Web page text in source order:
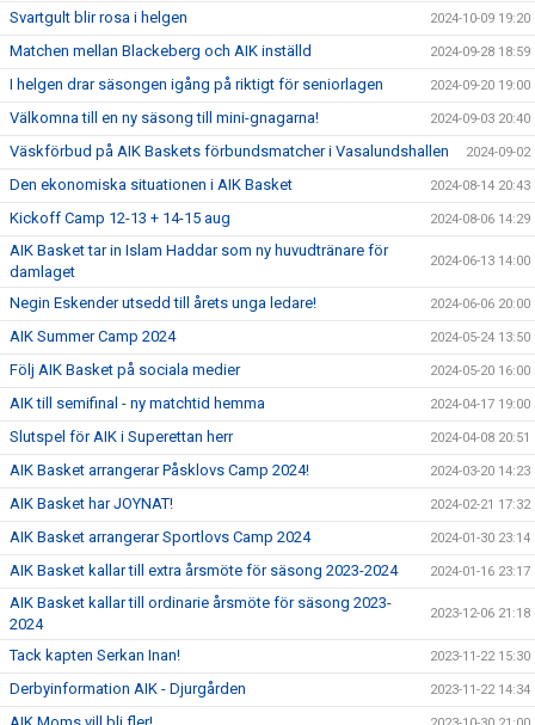
Svartgult blir rosa i helgen 2024-10-09 19:20
Matchen mellan Blackeberg och AIK inställd 2024-09-28 18:59
I helgen drar säsongen igång på riktigt för seniorlagen 2024-09-20 19:00
Välkomna till en ny säsong till mini-gnagarna! 2024-09-03 20:40
Väskförbud på AIK Baskets förbundsmatcher i Vasalundshallen 2024-09-02
Den ekonomiska situationen i AIK Basket 2024-08-14 20:43
Kickoff Camp 12-13 + 14-15 aug 2024-08-06 14:29
AIK Basket tar in Islam Haddar som ny huvudtränare för
damlaget
2024-06-13 14:00
Negin Eskender utsedd till årets unga ledare! 2024-06-06 20:00
AIK Summer Camp 2024 2024-05-24 13:50
Följ AIK Basket på sociala medier 2024-05-20 16:00
AIK till semifinal - ny matchtid hemma 2024-04-17 19:00
Slutspel för AIK i Superettan herr 2024-04-08 20:51
AIK Basket arrangerar Påsklovs Camp 2024! 2024-03-20 14:23
AIK Basket har JOYNAT! 2024-02-21 17:32
AIK Basket arrangerar Sportlovs Camp 2024 2024-01-30 23:14
AIK Basket kallar till extra årsmöte för säsong 2023-2024 2024-01-16 23:17
AIK Basket kallar till ordinarie årsmöte för säsong 2023-
2024
2023-12-06 21:18
Tack kapten Serkan Inan! 2023-11-22 15:30
Derbyinformation AIK - Djurgården 2023-11-22 14:34